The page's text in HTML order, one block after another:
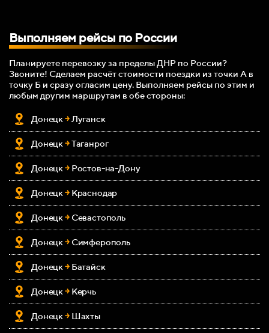
Выполняем рейсы по России
Планируете перевозку за пределы ДНР по России?
Звоните! Сделаем расчёт стоимости поездки из точки А в
точку Б и сразу огласим цену. Выполняем рейсы по этим и
любым другим маршрутам в обе стороны:
Донецк ￫Луганск
Донецк ￫Таганрог
Донецк ￫Ростов-на-Дону
Донецк ￫Краснодар
Донецк ￫Севастополь
Донецк ￫Симферополь
Донецк ￫Батайск
Донецк ￫Керчь
Донецк ￫Шахты